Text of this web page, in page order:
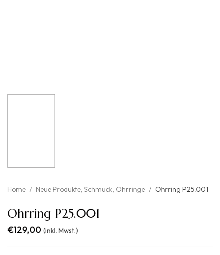
Home / Neue Produkte, Schmuck, Ohrringe / Ohrring P25.001
Ohrring P25.001
€129,00 (inkl. Mwst.)